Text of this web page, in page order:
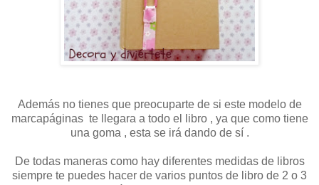
Además no tienes que preocuparte de si este modelo de
marcapáginas te llegara a todo el libro , ya que como tiene
una goma , esta se irá dando de sí .
De todas maneras como hay diferentes medidas de libros
siempre te puedes hacer de varios puntos de libro de 2 o 3